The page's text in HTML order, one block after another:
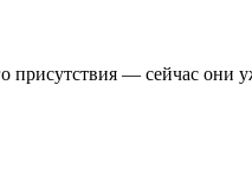
присутствия — сейчас они